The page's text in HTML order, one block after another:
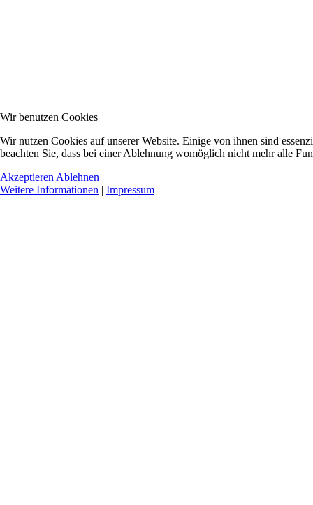
Wir benutzen Cookies
Wir nutzen Cookies auf unserer Website. Einige von ihnen sind
beachten Sie, dass bei einer Ablehnung womöglich nicht mehr alle
Akzeptieren Ablehnen
Weitere Informationen | Impressum